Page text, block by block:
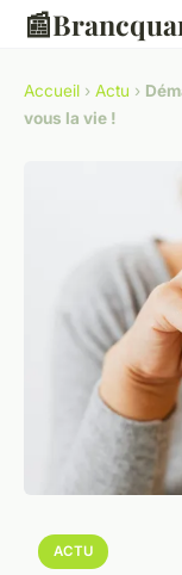
📰
Accueil › Actu ›
vous la vie !
ACTU